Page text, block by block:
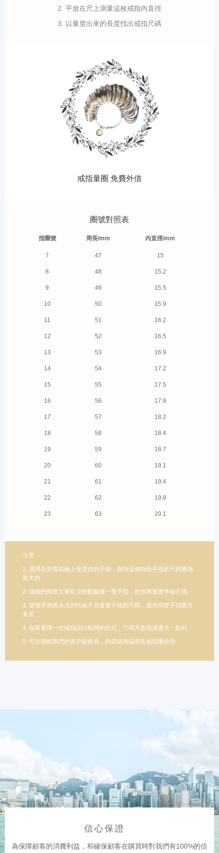
2. 平放在尺上測量這枚戒指內直徑
3. 以量度出來的長度找出戒指尺碼
戒指量圈 免費外借
圈號對照表
指圈號 周長/mm 內直徑/mm
7 47 15
8 48 15.2
9 49 15.5
10 50 15.9
11 51 16.2
12 52 16.5
13 53 16.9
14 54 17.2
15 55 17.5
16 56 17.9
17 57 18.2
18 58 18.4
19 59 18.7
20 60 19.1
21 61 19.4
22 62 19.8
23 63 20.1
注意
1. 選擇在黃昏或晚上量度你的手指，因為這個時段手指的尺碼應為
最大的
2. 戒指的闊度主要取決於配戴哪一隻手指，然後再量度準確尺碼
3. 當雙手感覺冰冷的時候不宜量度手指的尺碼，應先待雙手回暖才
量度
4. 如果選擇一些戒指設計較闊的款式，尺碼方面應挑選大一點的
5. 可以聯絡我們的客戶服務員，到店借用或郵寄戒指圈給你
信心保證
為保障顧客的消費利益，和確保顧客在購買時對我們有100%的信